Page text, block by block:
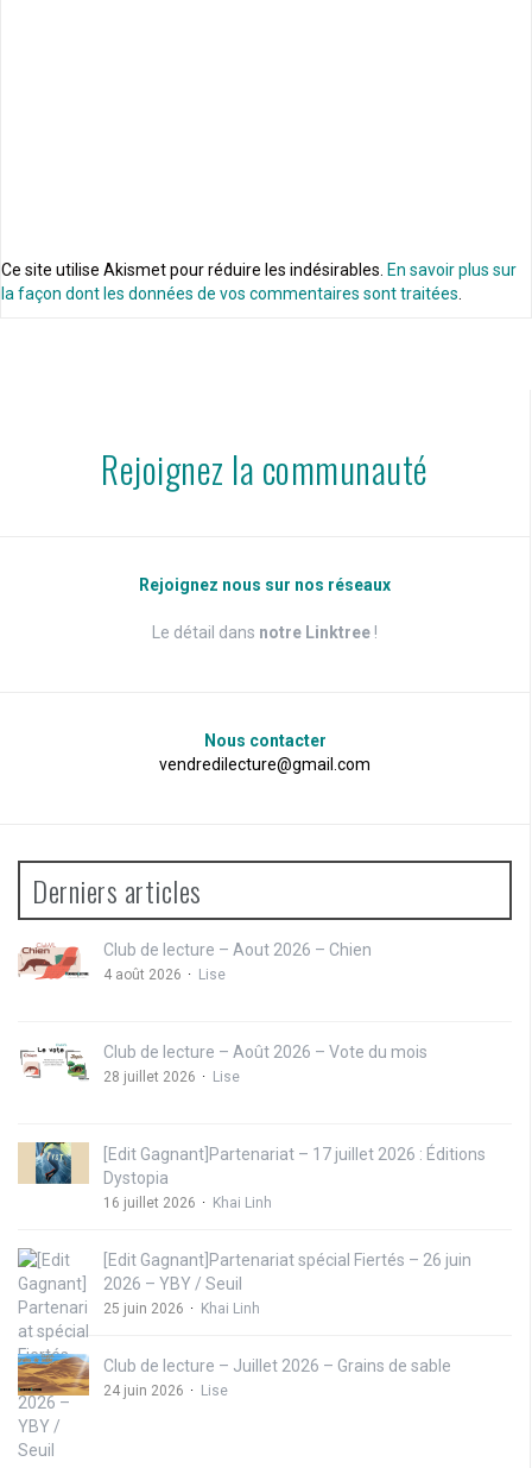
Ce site utilise Akismet pour réduire les indésirables. En savoir plus sur
la façon dont les données de vos commentaires sont traitées
Rejoignez la communauté
Rejoignez nous sur nos réseaux
Le détail dans notre Linktree !
Nous contacter
vendredilecture@gmail.com
Derniers articles
Club de lecture – Aout 2026 – Chien
4 août 2026 Lise
Club de lecture – Août 2026 – Vote du mois
28 juillet 2026 Lise
[Edit Gagnant]Partenariat – 17 juillet 2026 : Éditions
Dystopia
16 juillet 2026 Khai Linh
[Edit Gagnant]Partenariat spécial Fiertés – 26 juin
2026 – YBY / Seuil
25 juin 2026 Khai Linh
Club de lecture – Juillet 2026 – Grains de sable
24 juin 2026 Lise